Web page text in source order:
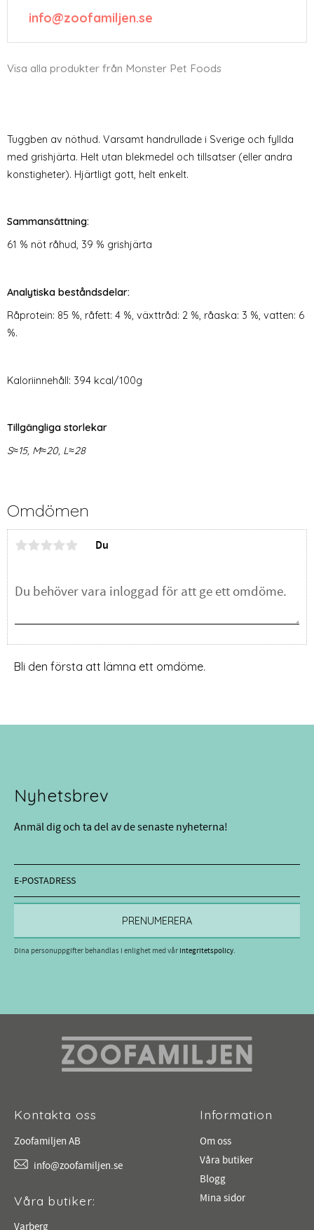
info@zoofamiljen.se
Visa alla produkter från Monster Pet Foods
Tuggben av nöthud. Varsamt handrullade i Sverige och fyllda
med grishjärta. Helt utan blekmedel och tillsatser (eller andra
konstigheter). Hjärtligt gott, helt enkelt.
Sammansättning:
61 % nöt råhud, 39 % grishjärta
Analytiska beståndsdelar:
Råprotein: 85 %, råfett: 4 %, växttråd: 2 %, råaska: 3 %, vatten: 6
%.
Kaloriinnehåll: 394 kcal/100g
Tillgängliga storlekar
S≈15, M≈20, L≈28
Omdömen
Du
Bli den första att lämna ett omdöme.
Nyhetsbrev
Anmäl dig och ta del av de senaste nyheterna!
PRENUMERERA
Dina personuppgifter behandlas i enlighet med vårintegritetspolicy.
Kontakta oss
Zoofamiljen AB
info@zoofamiljen.se
Våra butiker:
Varberg
Information
Om oss
Våra butiker
Blogg
Mina sidor